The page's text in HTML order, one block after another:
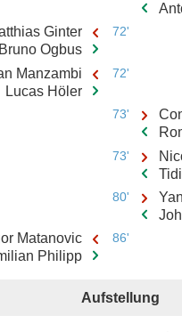
Ginter
Bruno Ogbus
72'
Manzambi
Lucas Höler
72'
73'
73'
80'
Matanovic
Philipp
86'
Aufstellung